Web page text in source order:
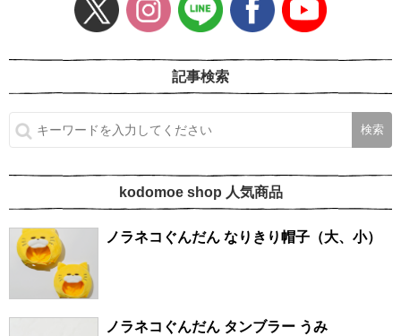
記事検索
kodomoe shop 人気商品
ノラネコぐんだん なりきり帽子（大、小）
ノラネコぐんだん タンブラー うみ